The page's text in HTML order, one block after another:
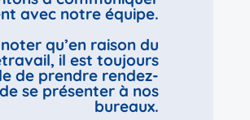
avec notre équipe.
qu’en raison du
il est toujours
de prendre rendez-
se présenter à nos
bureaux.